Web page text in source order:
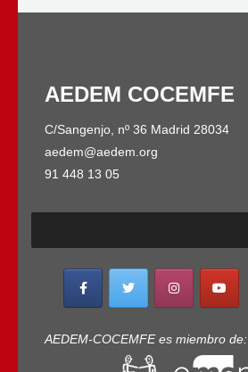
AEDEM COCEMFE
C/Sangenjo, nº 36 Madrid 28034
aedem@aedem.org
91 448 13 05
AEDEM-COCEMFE es miembro de: